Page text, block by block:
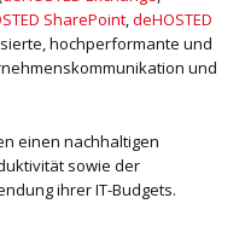
SharePoint,deHOSTED
hochperformante und
und
einen nachhaltigen
sowie der
ihrer IT-Budgets.